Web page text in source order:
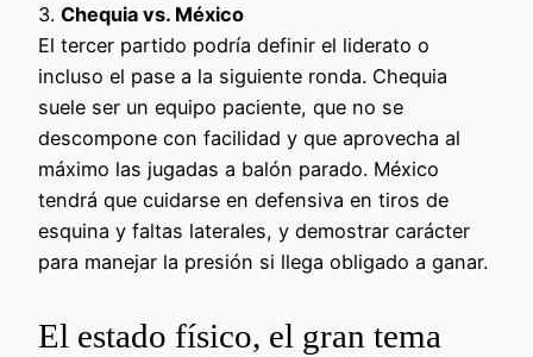
3. Chequia vs. México
El tercer partido podría definir el liderato o
incluso el pase a la siguiente ronda. Chequia
suele ser un equipo paciente, que no se
descompone con facilidad y que aprovecha al
máximo las jugadas a balón parado. México
tendrá que cuidarse en defensiva en tiros de
esquina y faltas laterales, y demostrar carácter
para manejar la presión si llega obligado a ganar.
El estado físico, el gran tema